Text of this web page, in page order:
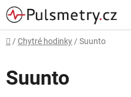
Přejít
na
obsah
Domů
/ Chytré hodinky / Suunto
Suunto